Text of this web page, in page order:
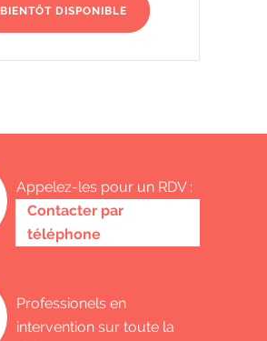
BIENTÔT DISPONIBLE
Appelez-les pour un RDV :
0485 58 62 32
Contacter par
téléphone
Professionels en
intervention sur toute la